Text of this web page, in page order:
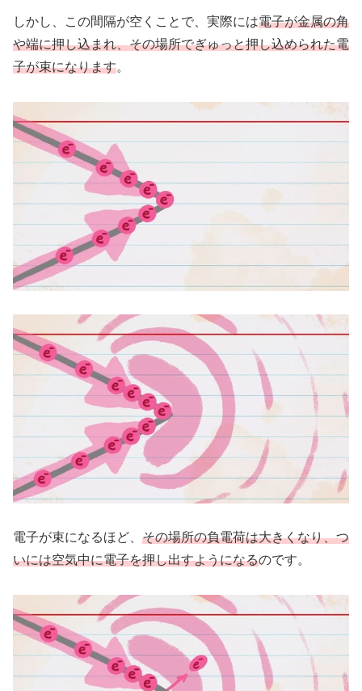
しかし、この間隔が空くことで、実際には電子が金属の角
や端に押し込まれ、その場所でぎゅっと押し込められた電
子が束になります。
電子が束になるほど、 その場所の負電荷は大きくなり、つ
いには空気中に電子を押し出すようになるのです。